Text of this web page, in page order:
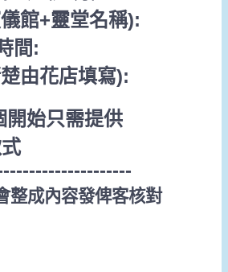
館+靈堂名稱):
間:
由花店填寫):
開始只需提供
整成內容發俾客核對